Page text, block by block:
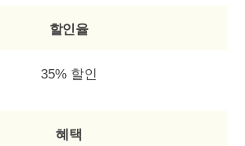
할인율
35% 할인
혜택